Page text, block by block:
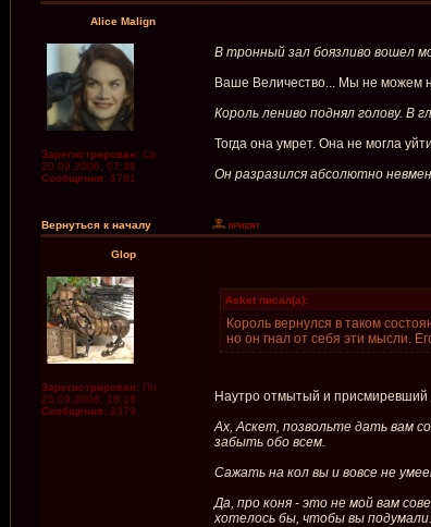
Alice Malign
Зарегистрирован: Ср
20.09.2006, 07:38
Сообщения: 6781
В тронный зал боязливо вошел
Ваше Величество... Мы не можем
Король лениво поднял голову. В
Тогда она умрет. Она не могла
Он разразился абсолютно
Вернуться к началу
Glop
Зарегистрирован: Пн
25.09.2006, 18:18
Сообщения: 3379
Asket писал(а):
Король вернулся в таком
но он гнал от себя эти мысли.
Наутро отмытый и присмиревший
Ах, Аскет, позвольте дать вам
забыть обо всем.
Сажать на кол вы и вовсе не
Да, про коня - это не мой вам
хотелось бы, чтобы вы подумали.